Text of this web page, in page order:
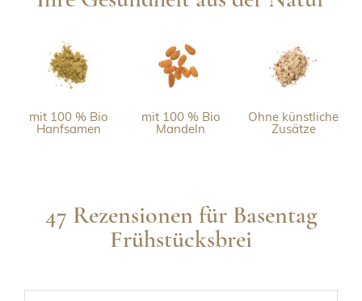
mit 100 % Bio
Hanfsamen
mit 100 % Bio
Mandeln
Ohne künstliche
Zusätze
47 Rezensionen für Basentag
Frühstücksbrei